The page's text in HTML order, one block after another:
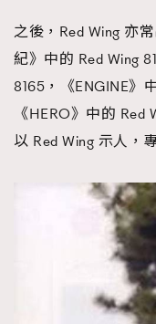
之後，Red Wing 亦
紀》中的 Red Wing
8165，《ENGINE》
《HERO》中的 Red
以 Red Wing 示人，